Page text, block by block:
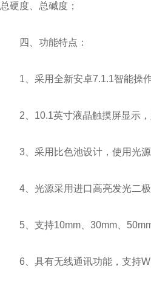
总硬度、总碱度；
四、功能特点：
1、采用全新安卓7.1.1智能操作
2、10.1英寸液晶触摸屏显示，
3、采用比色池设计，使用光源
4、光源采用进口高亮发光二极
5、支持10mm、30mm、50mm
6、具有无线通讯功能，支持